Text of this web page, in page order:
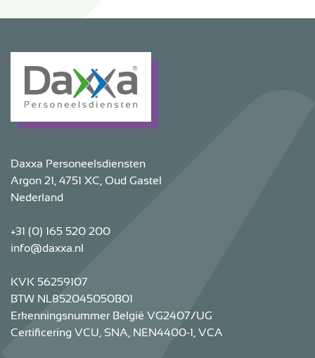
Daxxa Personeelsdiensten
Argon 21, 4751 XC, Oud Gastel
Nederland
+31 (0) 165 520 200
info@daxxa.nl
KVK 56259107
BTW NL852045050B01
Erkenningsnummer België VG2407/UG
Certificering VCU, SNA, NEN4400-1, VCA